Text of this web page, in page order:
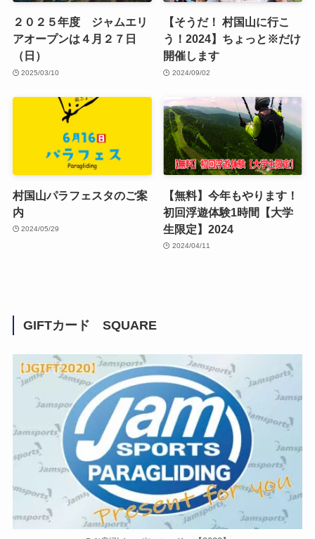
２０２５年度 ジャムエリ
アオープンは４月２７日
（日）
2025/03/10
【そうだ！ 村国山に行こ
う！2024】ちょっと※だけ
開催します
2024/09/02
村国山パラフェスタのご案
内
2024/05/29
【無料】今年もやります！
初回浮遊体験1時間【大学
生限定】2024
2024/04/11
GIFTカード SQUARE